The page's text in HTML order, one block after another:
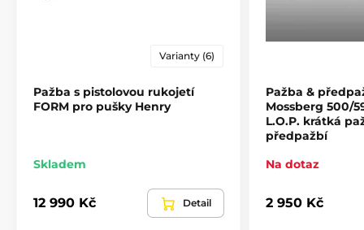
Varianty (6)
Pažba s pistolovou rukojetí
FORM pro pušky Henry
Skladem
12 990 Kč Detail
Pažba &
Mossberg 500/
L.O.P. krátká
předpažbí
Na dotaz
2 950 Kč